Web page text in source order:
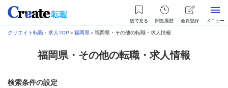
後で見る 閲覧履歴 会員登録 メニュー
クリエイト転職・求人TOP ＞福岡県＞福岡県・その他の転職・求人情報
福岡県・その他の転職・求人情報
検索条件の設定